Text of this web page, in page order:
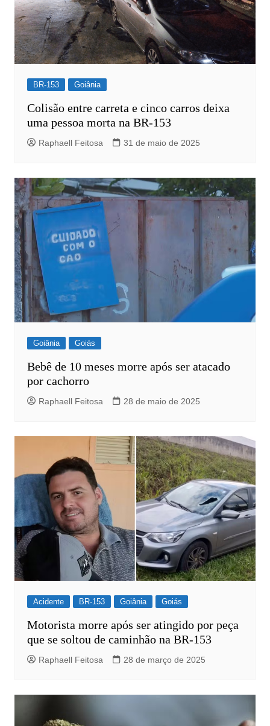
BR-153 Goiânia
Colisão entre carreta e cinco carros deixa
uma pessoa morta na BR-153
Raphaell Feitosa 31 de maio de 2025
Goiânia Goiás
Bebê de 10 meses morre após ser atacado
por cachorro
Raphaell Feitosa 28 de maio de 2025
Acidente BR-153 Goiânia Goiás
Motorista morre após ser atingido por peça
que se soltou de caminhão na BR-153
Raphaell Feitosa 28 de março de 2025